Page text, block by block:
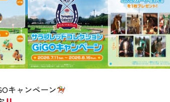
キャンペーン